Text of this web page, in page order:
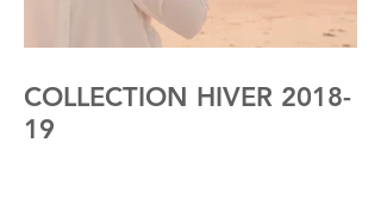
COLLECTION HIVER 2018-
19